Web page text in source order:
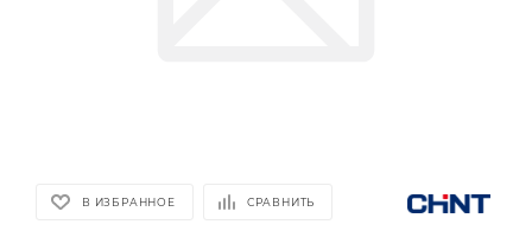
В ИЗБРАННОЕ СРАВНИТЬ